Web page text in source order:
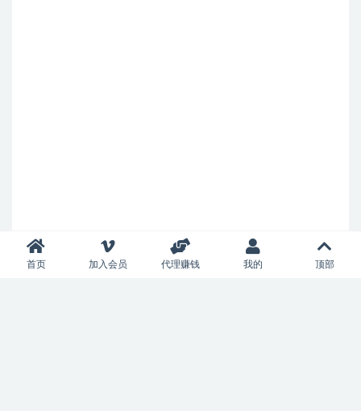
首页 加入会员 代理赚钱 我的 顶部